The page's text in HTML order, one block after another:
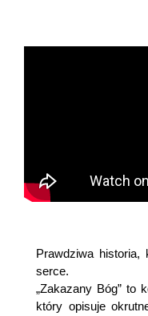
Prawdziwa historia,
serce.
„Zakazany Bóg” to
który opisuje